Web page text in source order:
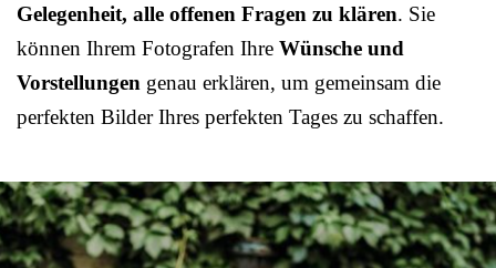
Gelegenheit, alle offenen Fragen zu klären. Sie
können Ihrem Fotografen Ihre Wünsche und
Vorstellungen genau erklären, um gemeinsam die
perfekten Bilder Ihres perfekten Tages zu schaffen.